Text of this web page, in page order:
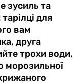
зусиль та
для
вам
друга
трохи води,
морозильної